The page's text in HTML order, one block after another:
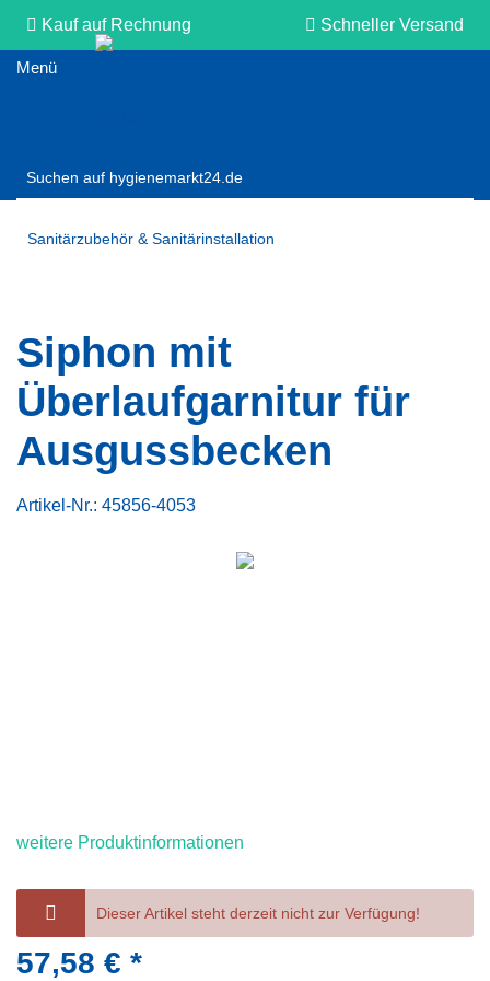
Kauf auf Rechnung Schneller Versand
Sanitärzubehör & Sanitärinstallation
Siphon mit
Überlaufgarnitur für
Ausgussbecken
Artikel-Nr.: 45856-4053
weitere Produktinformationen
Dieser Artikel steht derzeit nicht zur Verfügung!
57,58 € *